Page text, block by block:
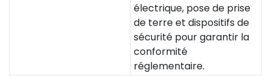
électrique, pose de prise
de terre et dispositifs de
sécurité pour garantir la
conformité
réglementaire.